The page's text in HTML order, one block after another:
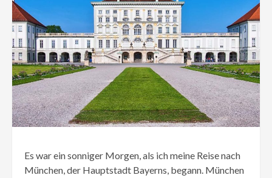
Es war ein sonniger Morgen, als ich meine Reise nach
München, der Hauptstadt Bayerns, begann. München